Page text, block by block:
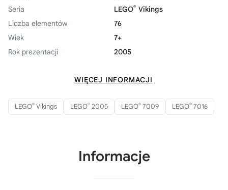
Seria
LEGO® Vikings
Liczba elementów
76
Wiek
7+
Rok prezentacji
2005
WIĘCEJ INFORMACJI
LEGO® Vikings LEGO® 2005 LEGO® 7009 LEGO® 7016
Informacje